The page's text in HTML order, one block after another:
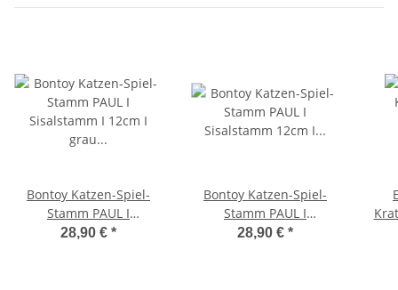
Bontoy Katzen-Spiel-
Stamm PAUL I
Sisalstamm I 12cm I
28,90 € *
Bontoy Katzen-Spiel-
Stamm PAUL I
Sisalstamm 12cm I
28,90 € *